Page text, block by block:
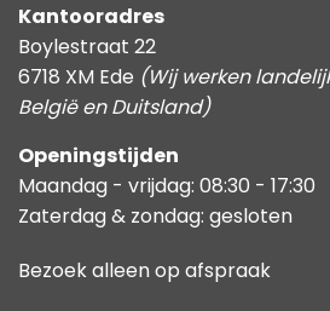
Kantooradres
Boylestraat 22
6718 XM Ede (Wij werken
België en Duitsland)
Openingstijden
Maandag - vrijdag: 08:30 - 17:30
Zaterdag & zondag: gesloten
Bezoek alleen op afspraak